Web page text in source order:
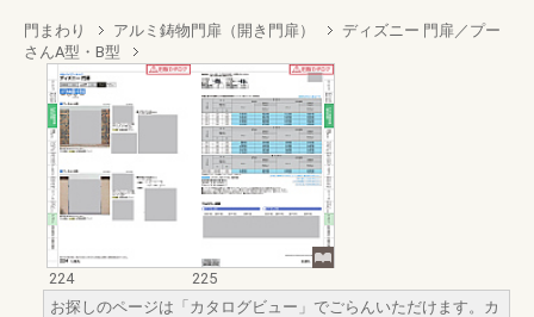
門まわり アルミ鋳物門扉（開き門扉）
ディズニー 門扉／プー
さんA型・B型
224
225
お探しのページは「カタログビュー」でごらんいただけます。カ